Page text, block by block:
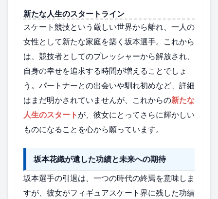
新たな人生のスタートライン
スケート競技という厳しい世界から離れ、一人の
女性として新たな家庭を築く坂本選手。これから
は、競技者としてのプレッシャーから解放され、
自身の幸せを追求する時間が増えることでしょ
う。パートナーとの出会いや馴れ初めなど、詳細
はまだ明かされていませんが、これからの新たな
人生のスタートが、彼女にとってさらに輝かしい
ものになることを心から願っています。
坂本花織が遺した功績と未来への期待
坂本選手の引退は、一つの時代の終焉を意味しま
すが、彼女がフィギュアスケート界に残した功績